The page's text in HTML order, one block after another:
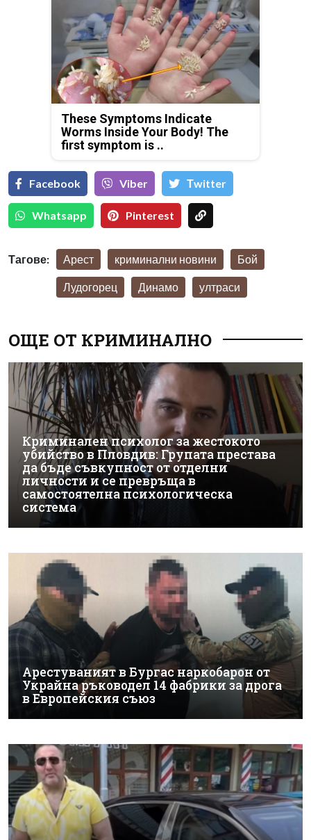
These Symptoms Indicate
Worms Inside Your Body! The
first symptom is ..
Facebook Viber Тwitter
Whatsapp Pinterest
Тагове: Арест криминални новини Бой
Лудогорец Динамо ултраси
ОЩЕ ОТ КРИМИНАЛНО
Криминален психолог за жестокото
убийство в Пловдив: Групата престава
да бъде съвкупност от отделни
личности и се превръща в
самостоятелна психологическа
система
Арестуваният в Бургас наркобарон от
Украйна ръководел 14 фабрики за дрога
в Европейския съюз